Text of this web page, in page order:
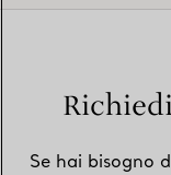
Se hai bisogno